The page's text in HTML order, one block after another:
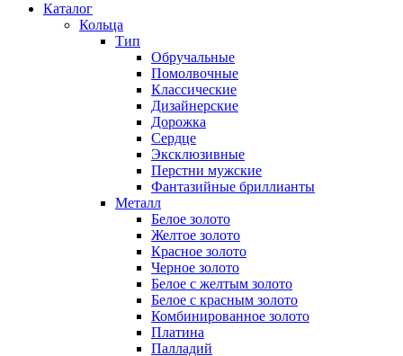
Каталог
Кольца
Тип
Обручальные
Помолвочные
Классические
Дизайнерские
Дорожка
Сердце
Эксклюзивные
Перстни мужские
Фантазийные бриллианты
Металл
Белое золото
Желтое золото
Красное золото
Черное золото
Белое с желтым золото
Белое с красным золото
Комбинированное золото
Платина
Палладий